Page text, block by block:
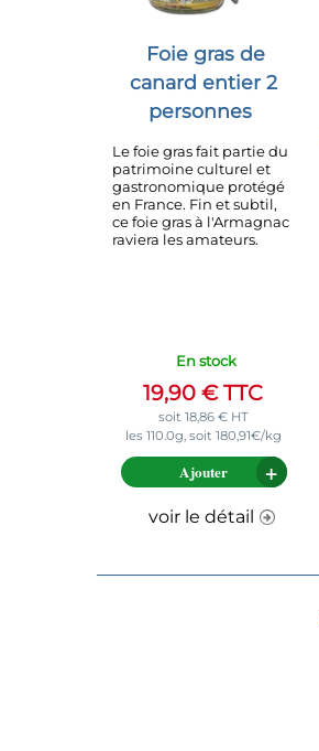
Foie gras de
canard entier 2
personnes
Le foie gras fait partie du
patrimoine culturel et
gastronomique protégé
en France. Fin et subtil,
ce foie gras à l'Armagnac
raviera les amateurs.
En stock
19,90 €TTC
soit 18,86 €HT
les 110.0g, soit 180,91€/kg
Ajouter
voir le détail